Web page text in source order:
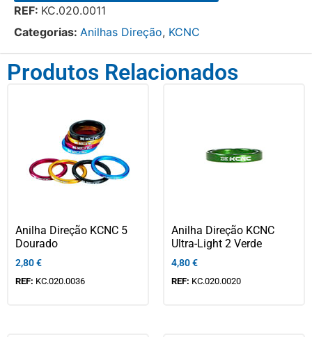
REF: KC.020.0011
Categorias: Anilhas Direção, KCNC
Produtos Relacionados
Anilha Direção KCNC 5
Dourado
2,80€
REF: KC.020.0036
Anilha Direção KCNC
Ultra-Light 2 Verde
4,80€
REF: KC.020.0020